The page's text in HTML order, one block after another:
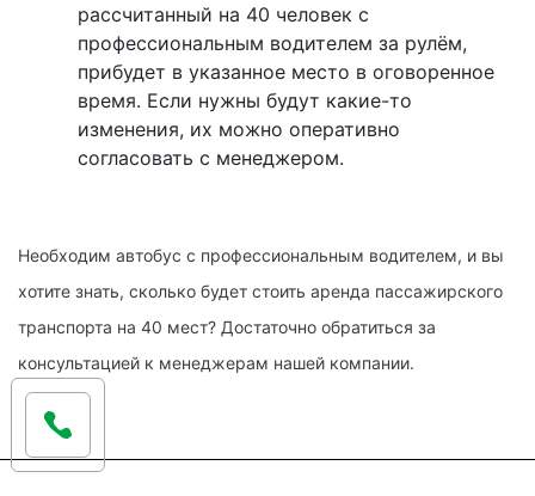
рассчитанный на 40 человек с
профессиональным водителем за рулём,
прибудет в указанное место в оговоренное
время. Если нужны будут какие-то
изменения, их можно оперативно
согласовать с менеджером.
Необходим автобус с профессиональным водителем, и вы
хотите знать, сколько будет стоить аренда пассажирского
транспорта на 40 мест? Достаточно обратиться за
консультацией к менеджерам нашей компании.